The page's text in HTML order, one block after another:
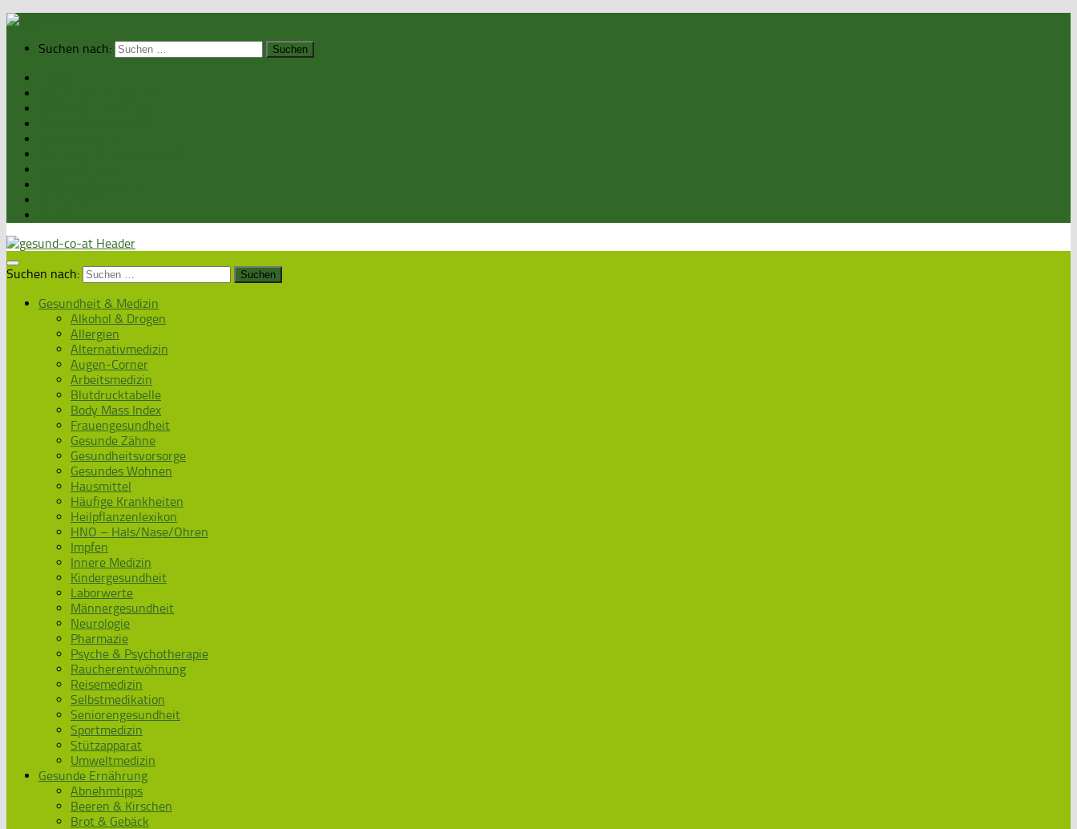
Suchen nach:
Suchen nach:
Gesundheit & Medizin
Alkohol & Drogen
Allergien
Alternativmedizin
Augen-Corner
Arbeitsmedizin
Blutdrucktabelle
Body Mass Index
Frauengesundheit
Gesunde Zähne
Gesundheitsvorsorge
Gesundes Wohnen
Hausmittel
Häufige Krankheiten
Heilpflanzenlexikon
HNO – Hals/Nase/Ohren
Impfen
Innere Medizin
Kindergesundheit
Laborwerte
Männergesundheit
Neurologie
Pharmazie
Psyche & Psychotherapie
Raucherentwöhnung
Reisemedizin
Selbstmedikation
Seniorengesundheit
Sportmedizin
Stützapparat
Umweltmedizin
Gesunde Ernährung
Abnehmtipps
Beeren & Kirschen
Brot & Gebäck